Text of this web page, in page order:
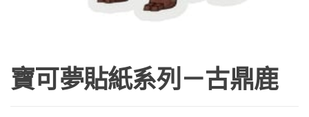
寶可夢貼紙系列－古鼎鹿